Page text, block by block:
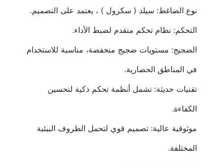
نوع الضاغط: سيلد ( سكرول ) ، يعتمد على التصميم.
التحكم: نظام تحكم متقدم لضبط الأداء.
في المناطق الحضارية.
الكفاءة.
المختلفة.